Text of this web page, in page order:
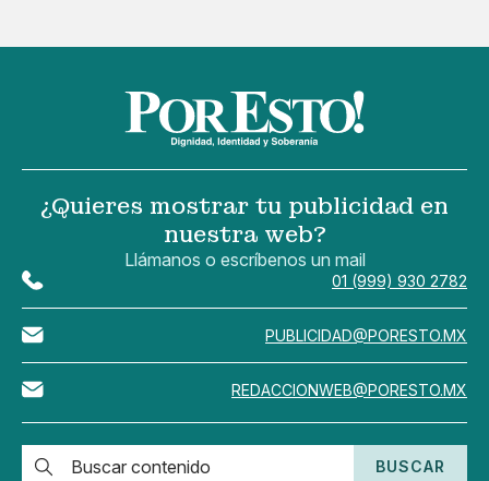
¿Quieres mostrar tu publicidad en
nuestra web?
Llámanos o escríbenos un mail
01 (999) 930 2782
PUBLICIDAD@PORESTO.MX
REDACCIONWEB@PORESTO.MX
BUSCAR